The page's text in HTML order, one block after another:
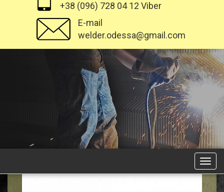
+38 (096) 728 04 12 Viber
E-mail
welder.odessa@gmail.com